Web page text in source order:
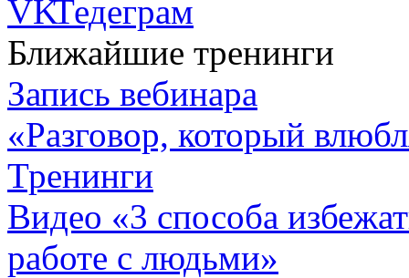
Ближайшие тренинги
Запись вебинара
«Разговор, который
Тренинги
Видео «3 способа
работе с людьми»